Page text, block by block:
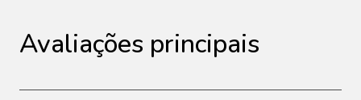
Avaliações principais